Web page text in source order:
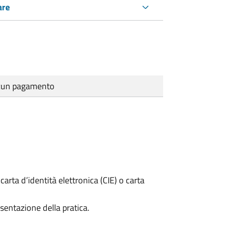
pagamento
d’identità elettronica (CIE) o carta
della pratica.